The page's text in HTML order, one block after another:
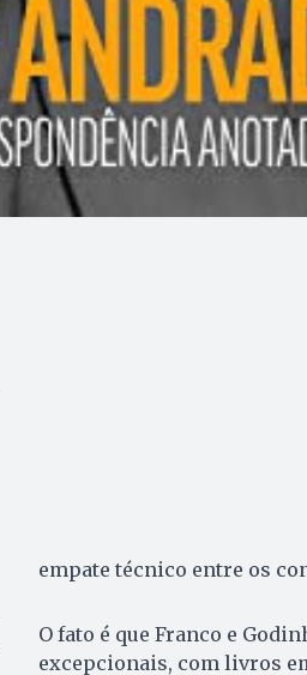
empate técnico entre os
O fato é que Franco e
excepcionais, com livros